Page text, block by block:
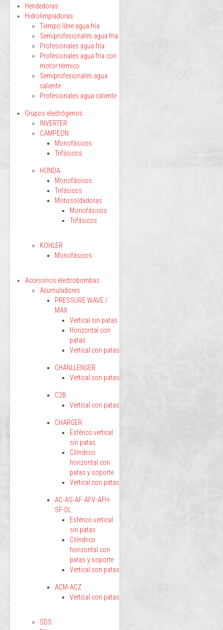
Hendedoras
Hidrolimpiadoras
Tiempo libre agua fría
Semiprofesionales agua fría
Profesionales agua fría
Profesionales agua fría con
motor térmico
Semiprofesionales agua
caliente
Profesionales agua caliente
Grupos electrógenos
INVERTER
CAMPEON
Monofásicos
Trifásicos
HONDA
Monofásicos
Trifásicos
Motosoldadoras
Monofásicos
Trifásicos
KOHLER
Monofásicos
Accesorios electrobombas
Acumuladores
PRESSURE WAVE /
MAX
Vertical sin patas
Horizontal con
patas
Vertical con patas
CHANLLENGER
Vertical con patas
C2B
Vertical con patas
CHARGER
Esférico vertical
sin patas
Cilíndrico
horizontal con
patas y soporte
Vertical con patas
AC-AS-AF-AFV-AFH-
SF-DL
Esférico vertical
sin patas
Cilíndrico
horizontal con
patas y soporte
Vertical con patas
ACM-ACZ
Vertical con patas
SDS